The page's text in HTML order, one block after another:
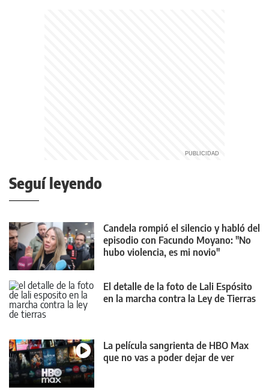
Seguí leyendo
Candela rompió el silencio y habló del
episodio con Facundo Moyano: "No
hubo violencia, es mi novio"
El detalle de la foto de Lali Espósito
en la marcha contra la Ley de Tierras
La película sangrienta de HBO Max
que no vas a poder dejar de ver